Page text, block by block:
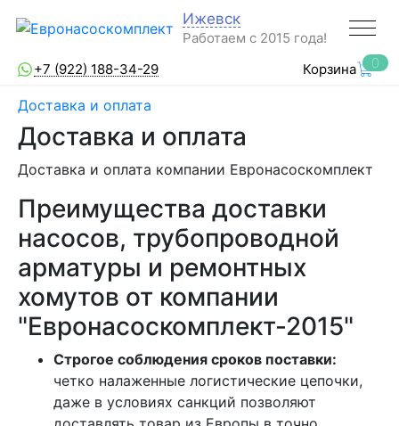
Ижевск
Работаем с 2015 года!
+7 (922) 188-34-29
Корзина 0
Доставка и оплата
Доставка и оплата
Доставка и оплата компании Евронасоскомплект
Преимущества доставки
насосов, трубопроводной
арматуры и ремонтных
хомутов от компании
"Евронасоскомплект-2015"
Строгое соблюдения сроков поставки:
четко налаженные логистические цепочки,
даже в условиях санкций позволяют